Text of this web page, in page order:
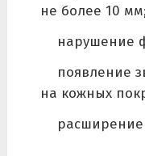
не более 10 мм;
нарушение
появление
на кожных